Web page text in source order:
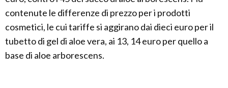
contenute le differenze di prezzo per i prodotti
cosmetici, le cui tariffe si aggirano dai dieci euro per il
tubetto di gel di aloe vera, ai 13, 14 euro per quello a
base di aloe arborescens.